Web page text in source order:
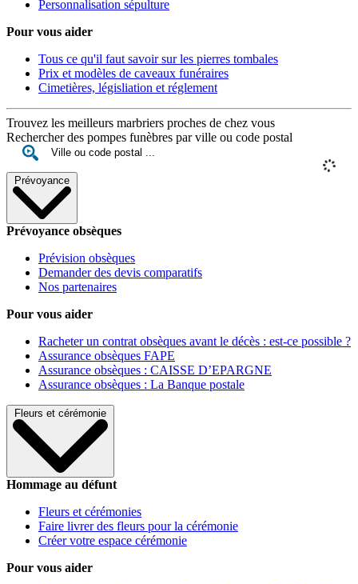
Personnalisation sépulture
Pour vous aider
Tous ce qu'il faut savoir sur les pierres tombales
Prix et modèles de caveaux funéraires
Cimetières, législiation et réglement
Trouvez les meilleurs marbriers proches de chez vous
Rechercher des pompes funèbres par ville ou code postal
Prévoyance
Prévoyance obsèques
Prévision obsèques
Demander des devis comparatifs
Nos partenaires
Pour vous aider
Racheter un contrat obsèques avant le décès : est-ce possible ?
Assurance obsèques FAPE
Assurance obsèques : CAISSE D’EPARGNE
Assurance obsèques : La Banque postale
Fleurs et cérémonie
Hommage au défunt
Fleurs et cérémonies
Faire livrer des fleurs pour la cérémonie
Créer votre espace cérémonie
Pour vous aider